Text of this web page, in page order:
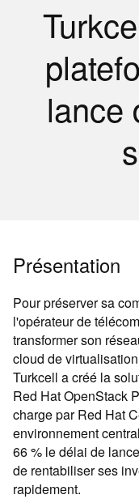
lance
Présentation
Pour préserver sa
l'opérateur de
transformer son
cloud de
Turkcell a créé la
Red Hat OpenStack
charge par Red Hat
environnement
66 % le délai de
de rentabiliser ses
rapidement.